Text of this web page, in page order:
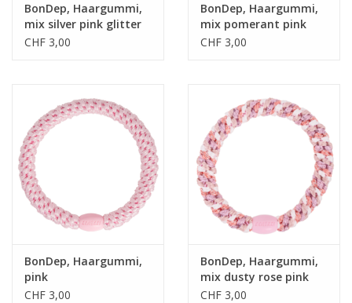
BonDep, Haargummi,
mix silver pink glitter
CHF 3,00
BonDep, Haargummi,
mix pomerant pink
glitter
CHF 3,00
BonDep, Haargummi,
pink
CHF 3,00
BonDep, Haargummi,
mix dusty rose pink
glitter
CHF 3,00